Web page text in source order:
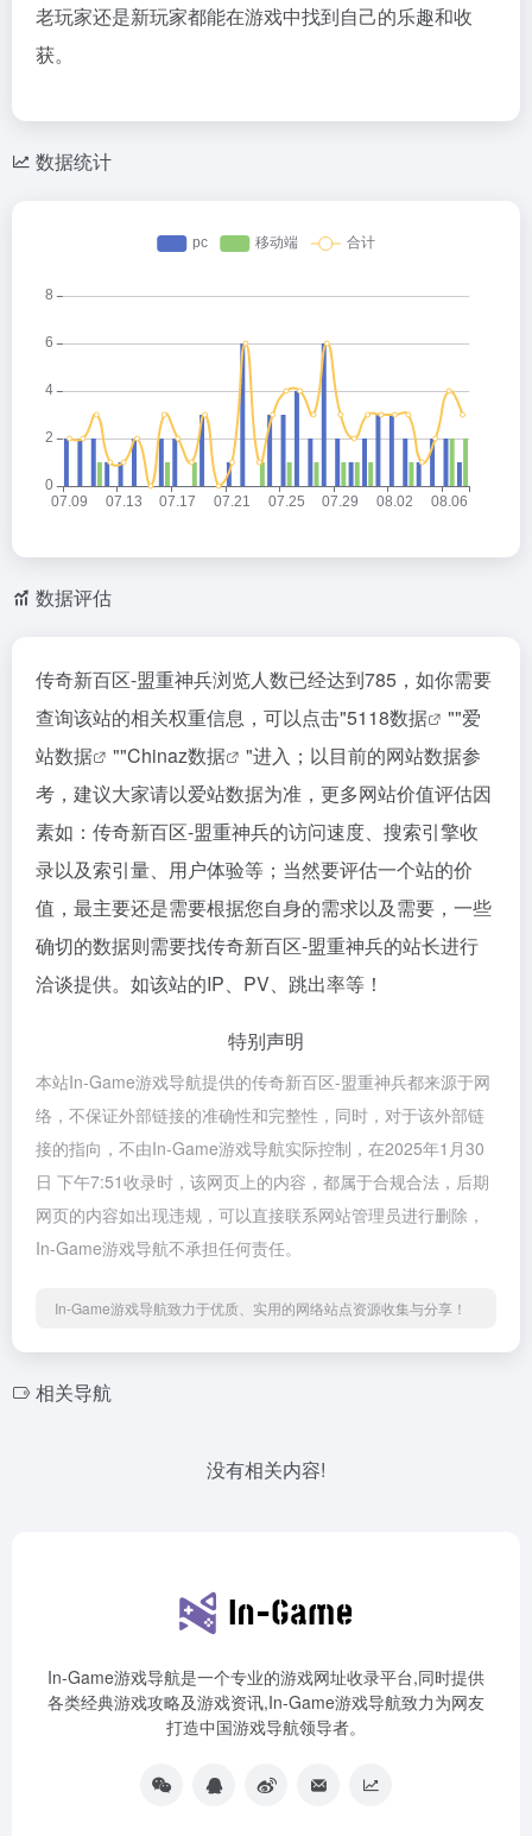
老玩家还是新玩家都能在游戏中找到自己的乐趣和收
获。
数据统计
数据评估
传奇新百区-盟重神兵浏览人数已经达到785，如你需要
查询该站的相关权重信息，可以点击"5118数据 ""爱
站数据
""Chinaz数据
"进入；以目前的网站数据参
考，建议大家请以爱站数据为准，更多网站价值评估因
素如：传奇新百区-盟重神兵的访问速度、搜索引擎收
录以及索引量、用户体验等；当然要评估一个站的价
值，最主要还是需要根据您自身的需求以及需要，一些
确切的数据则需要找传奇新百区-盟重神兵的站长进行
洽谈提供。如该站的IP、PV、跳出率等！
特别声明
本站In-Game游戏导航提供的传奇新百区-盟重神兵都来源于网
络，不保证外部链接的准确性和完整性，同时，对于该外部链
接的指向，不由In-Game游戏导航实际控制，在2025年1月30
日 下午7:51收录时，该网页上的内容，都属于合规合法，后期
网页的内容如出现违规，可以直接联系网站管理员进行删除，
In-Game游戏导航不承担任何责任。
In-Game游戏导航致力于优质、实用的网络站点资源收集与分享！
相关导航
没有相关内容!
In-Game游戏导航是一个专业的游戏网址收录平台,同时提供
各类经典游戏攻略及游戏资讯,In-Game游戏导航致力为网友
打造中国游戏导航领导者。